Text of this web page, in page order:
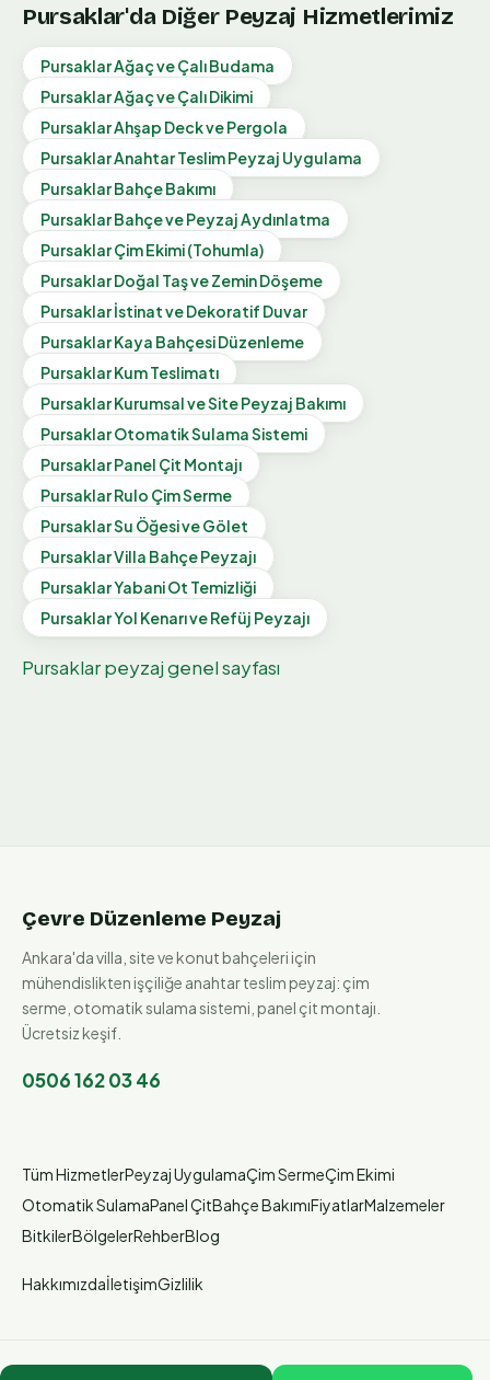
Pursaklar'da Diğer Peyzaj Hizmetlerimiz
PursaklarAğaç ve Çalı Budama
PursaklarAğaç ve Çalı Dikimi
PursaklarAhşap Deck ve Pergola
PursaklarAnahtar Teslim Peyzaj Uygulama
PursaklarBahçe Bakımı
PursaklarBahçe ve Peyzaj Aydınlatma
PursaklarÇim Ekimi (Tohumla)
PursaklarDoğal Taş ve Zemin Döşeme
Pursaklarİstinat ve Dekoratif Duvar
PursaklarKaya Bahçesi Düzenleme
PursaklarKum Teslimatı
PursaklarKurumsal ve Site Peyzaj Bakımı
PursaklarOtomatik Sulama Sistemi
PursaklarPanel Çit Montajı
PursaklarRulo Çim Serme
PursaklarSu Öğesi ve Gölet
PursaklarVilla Bahçe Peyzajı
PursaklarYabani Ot Temizliği
PursaklarYol Kenarı ve Refüj Peyzajı
Pursaklarpeyzaj genel sayfası
Çevre Düzenleme Peyzaj
Ankara'da villa, site ve konut bahçeleri için
mühendislikten işçiliğe anahtar teslim peyzaj: çim
serme, otomatik sulama sistemi, panel çit montajı.
Ücretsiz keşif.
0506 162 03 46
Tüm HizmetlerPeyzaj UygulamaÇim SermeÇim Ekimi
Otomatik SulamaPanel ÇitBahçe BakımıFiyatlarMalzemeler
BitkilerBölgelerRehberBlog
HakkımızdaİletişimGizlilik